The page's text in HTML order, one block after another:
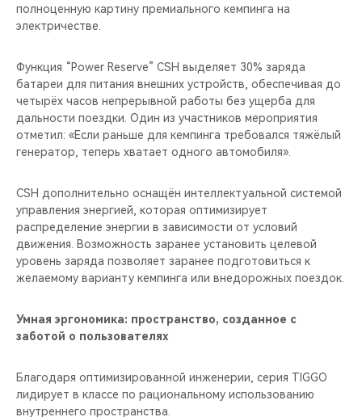
полноценную картину премиального кемпинга на
электричестве.
Функция “Power Reserve” CSH выделяет 30% заряда
батареи для питания внешних устройств, обеспечивая до
четырёх часов непрерывной работы без ущерба для
дальности поездки. Один из участников мероприятия
отметил: «Если раньше для кемпинга требовался тяжёлый
генератор, теперь хватает одного автомобиля».
CSH дополнительно оснащён интеллектуальной системой
управления энергией, которая оптимизирует
распределение энергии в зависимости от условий
движения. Возможность заранее установить целевой
уровень заряда позволяет заранее подготовиться к
желаемому варианту кемпинга или внедорожных поездок.
Умная эргономика: пространство, созданное с
заботой о пользователях
Благодаря оптимизированной инженерии, серия TIGGO
лидирует в классе по рациональному использованию
внутреннего пространства.